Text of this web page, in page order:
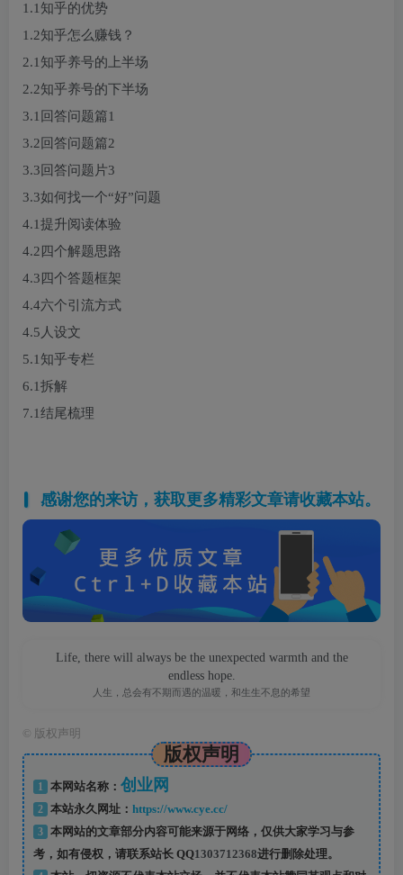
1.1知乎的优势
1.2知乎怎么赚钱？
2.1知乎养号的上半场
2.2知乎养号的下半场
3.1回答问题篇1
3.2回答问题篇2
3.3回答问题片3
3.3如何找一个“好”问题
4.1提升阅读体验
4.2四个解题思路
4.3四个答题框架
4.4六个引流方式
4.5人设文
5.1知乎专栏
6.1拆解
7.1结尾梳理
感谢您的来访，获取更多精彩文章请收藏本站。
Life, there will always be the unexpected warmth and the
endless hope.
人生，总会有不期而遇的温暖，和生生不息的希望
版权声明
版权声明
1 本网站名称： 创业网
2 本站永久网址： https://www.cye.cc/
3
本网站的文章部分内容可能来源于网络，仅供大家学习与参
考，如有侵权，请联系站长 QQ1303712368进行删除处理。